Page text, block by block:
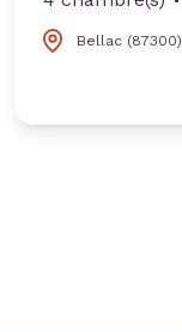
Bellac (87300)